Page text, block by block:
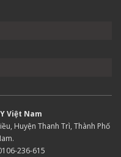
Việt Nam
Huyện Thanh Trì, Thành Phố
236-615